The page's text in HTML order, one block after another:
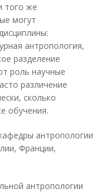
того же
могут
антропология,
разделение
роль научные
различение
сколько
обучения.
антропологии
Франции,
антропологии